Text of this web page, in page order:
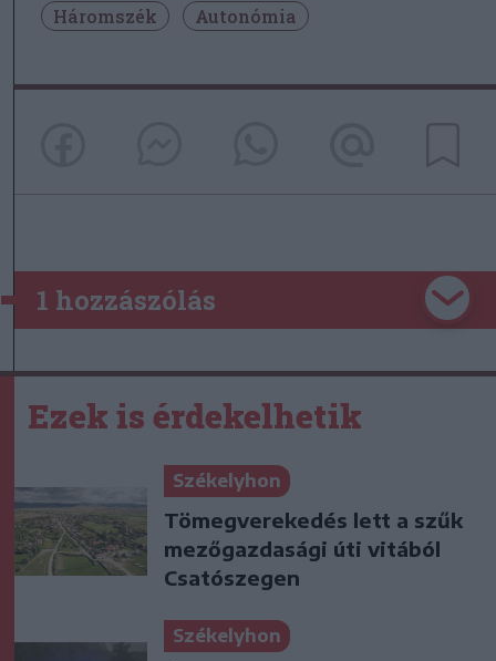
Háromszék
Autonómia
1 hozzászólás
Ezek is érdekelhetik
Székelyhon
Tömegverekedés lett a szűk
mezőgazdasági úti vitából
Csatószegen
Székelyhon